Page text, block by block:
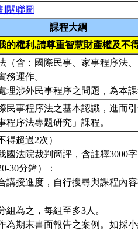
關聯圖
課程大綱
的權利,請尊重智慧財產權及不
（含：國際民事、家事程序法
務運作。
理涉外民事程序之問題，為本課
民事程序法之基本認識，進而
程序法專題研究」課程。
得超過2次）
國法院裁判簡評，含註釋3000字
30分鐘）：
講授進度，自行搜尋與課程內
組為之，每組至多3人。
為期末書面報告之案例。如採